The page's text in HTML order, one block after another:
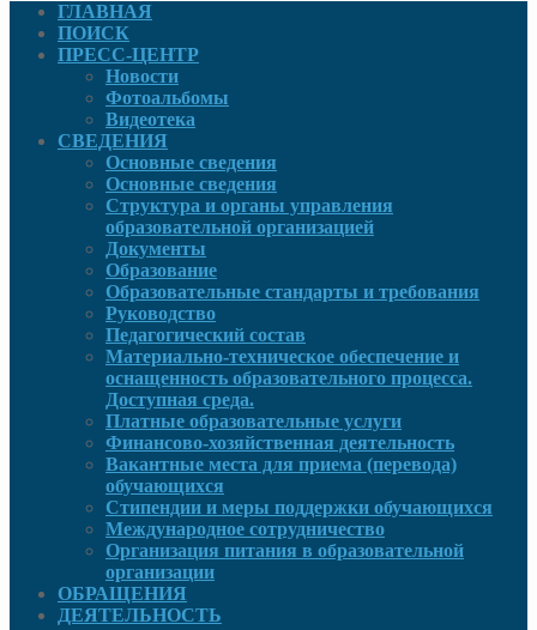
ГЛАВНАЯ
ПОИСК
ПРЕСС-ЦЕНТР
Новости
Фотоальбомы
Видеотека
СВЕДЕНИЯ
Основные сведения
Основные сведения
Структура и органы управления
образовательной организацией
Документы
Образование
Образовательные стандарты и требования
Руководcтво
Педагогический состав
Материально-техническое обеспечение и
оснащенность образовательного процесса.
Доступная среда.
Платные образовательные услуги
Финансово-хозяйственная деятельность
Вакантные места для приема (перевода)
обучающихся
Стипендии и меры поддержки обучающихся
Международное сотрудничество
Организация питания в образовательной
организации
ОБРАЩЕНИЯ
ДЕЯТЕЛЬНОСТЬ